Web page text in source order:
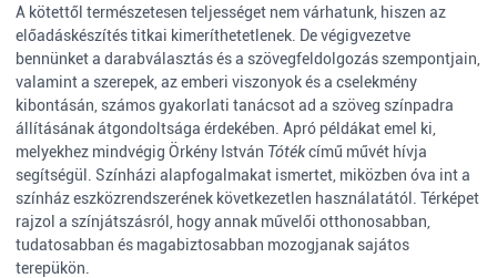
A kötettől természetesen teljességet nem várhatunk, hiszen az
előadáskészítés titkai kimeríthetetlenek. De végigvezetve
bennünket a darabválasztás és a szövegfeldolgozás szempontjain,
valamint a szerepek, az emberi viszonyok és a cselekmény
kibontásán, számos gyakorlati tanácsot ad a szöveg színpadra
állításának átgondoltsága érdekében. Apró példákat emel ki,
melyekhez mindvégig Örkény István Tótékcímű művét hívja
segítségül. Színházi alapfogalmakat ismertet, miközben óva int a
színház eszközrendszerének következetlen használatától. Térképet
rajzol a színjátszásról, hogy annak művelői otthonosabban,
tudatosabban és magabiztosabban mozogjanak sajátos
terepükön.